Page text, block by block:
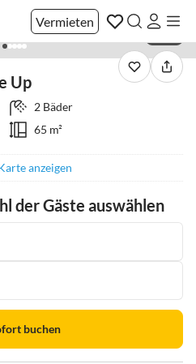
Vermieten
Up
2 Bäder
65 m²
anzeigen
der Gäste auswählen
buchen